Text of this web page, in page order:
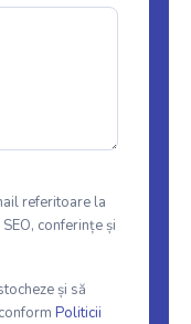
referitoare la
conferințe și
și să
Politicii